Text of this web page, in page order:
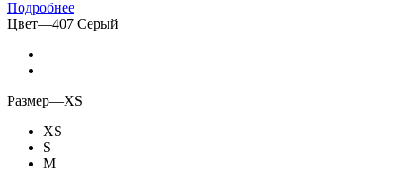
Подробнее
Цвет—407 Серый
Размер—XS
XS
S
M